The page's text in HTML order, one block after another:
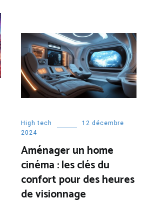
High tech
12 décembre
2024
Aménager un home
cinéma : les clés du
confort pour des heures
de visionnage